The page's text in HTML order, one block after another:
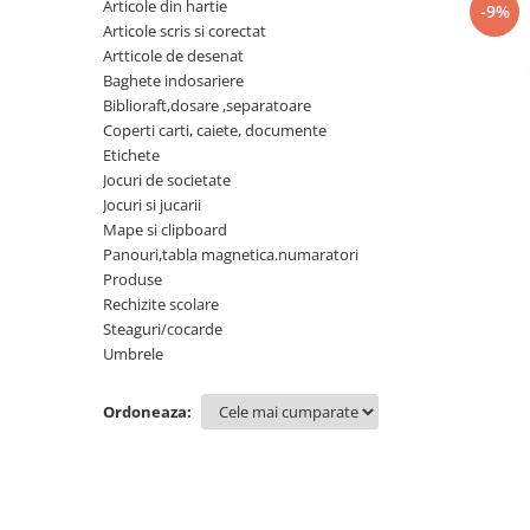
Articole din hartie
Articole scris si corectat
Artticole de desenat
Baghete indosariere
Biblioraft,dosare ,separatoare
Coperti carti, caiete, documente
Etichete
Jocuri de societate
Jocuri si jucarii
Mape si clipboard
Panouri,tabla magnetica.numaratori
Produse
Rechizite scolare
Steaguri/cocarde
Umbrele
Ordoneaza:
-9%